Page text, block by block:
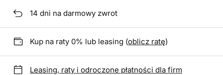
14 dni na darmowy zwrot
Kup na raty 0% lub leasing (oblicz ratę)
Leasing, raty i odroczone płatności dla firm